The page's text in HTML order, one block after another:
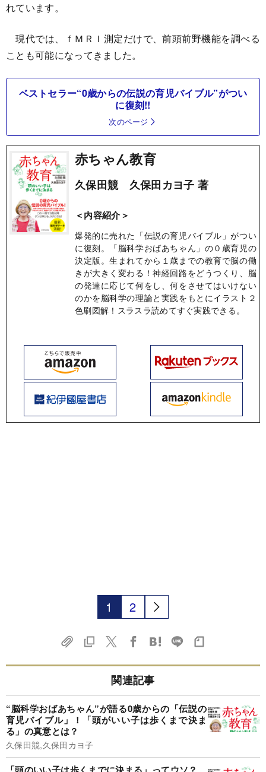
れています。
現代では、ｆＭＲＩ測定だけで、前頭前野機能を調べる
ことも可能になってきました。
ベストセラー“0歳からの伝説の育児バイブル”がつい
に復刻!!
次のページ
赤ちゃん教育
久保田競 久保田カヨ子 著
＜内容紹介＞
爆発的に売れた「伝説の育児バイブル」がつい
に復刻。「脳科学おばあちゃん」の０歳育児の
決定版。生まれてから１歳までの教育で脳の働
きが大きく変わる！神経回路をどうつくり、脳
の発達に応じて何をし、何をさせてはいけない
のかを脳科学の理論と実践をもとにイラスト２
色刷図解！スラスラ読めてすぐ実践できる。
1 2
関連記事
“脳科学おばあちゃん”が語る0歳からの「伝説の
育児バイブル」！「頭がいい子は歩くまで決ま
る」の真意とは？
久保田競,久保田カヨ子